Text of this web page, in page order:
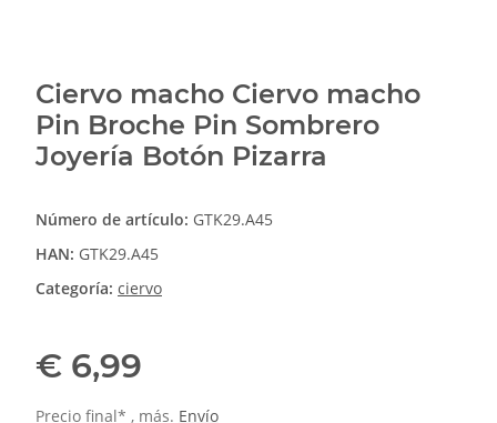
Ciervo macho Ciervo macho
Pin Broche Pin Sombrero
Joyería Botón Pizarra
Número de artículo: GTK29.A45
HAN: GTK29.A45
Categoría: ciervo
€ 6,99
Precio final* , más. Envío